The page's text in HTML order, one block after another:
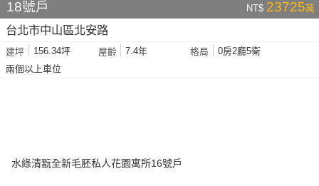
18號戶
NT$ 23725萬
台北市中山區北安路
建坪 156.34坪 屋齡 7.4年 格局
0房2廳5衛
兩個以上車位